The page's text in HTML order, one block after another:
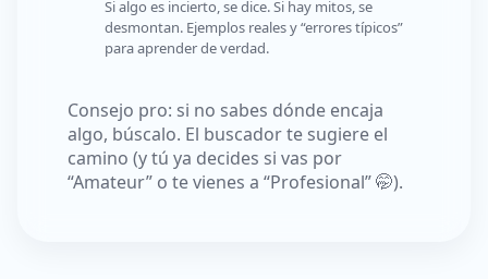
Si algo es incierto, se dice. Si hay mitos, se
desmontan. Ejemplos reales y “errores típicos”
para aprender de verdad.
Consejo pro: si no sabes dónde encaja
algo, búscalo. El buscador te sugiere el
camino (y tú ya decides si vas por
“Amateur” o te vienes a “Profesional” 🤭).